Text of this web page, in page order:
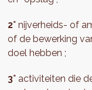
2°nijverheids- of
of de bewerking
doel hebben ;
3° activiteiten die